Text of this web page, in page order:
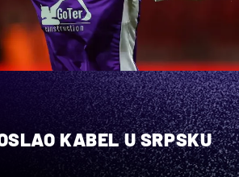
KABEL U SRPSKU